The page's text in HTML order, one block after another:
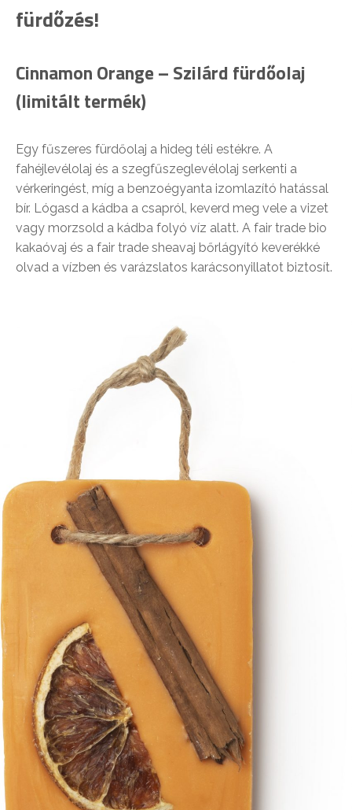
fürdőzés!
Cinnamon Orange – Szilárd fürdőolaj
(limitált termék)
Egy fűszeres fürdőolaj a hideg téli estékre. A
fahéjlevélolaj és a szegfűszeglevélolaj serkenti a
vérkeringést, míg a benzoégyanta izomlazító hatással
bír. Lógasd a kádba a csapról, keverd meg vele a vizet
vagy morzsold a kádba folyó víz alatt. A fair trade bio
kakaóvaj és a fair trade sheavaj bőrlágyító keverékké
olvad a vízben és varázslatos karácsonyillatot biztosít.